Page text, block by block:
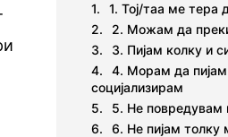
1. Тој/таа ме тера
2. Можам да
3. Пијам колку и
4. Морам да
социјализирам
5. Не повредувам
6. Не пијам толку